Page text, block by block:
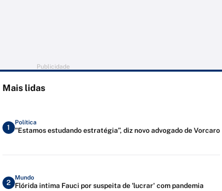
Publicidade
Mais lidas
1
Política
"Estamos estudando estratégia”, diz novo advogado de Vorcaro
2
Mundo
Flórida intima Fauci por suspeita de 'lucrar' com pandemia